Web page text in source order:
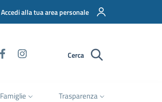
Accedi alla tua area personale
Facebook Cerca
Famiglie Trasparenza